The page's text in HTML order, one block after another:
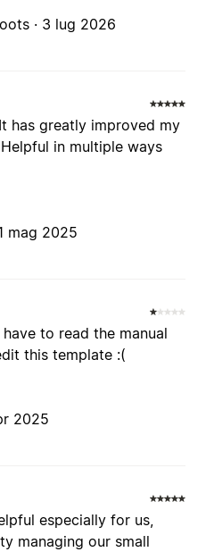
· 3 lug 2026
has greatly improved my
in multiple ways
mag 2025
to read the manual
this template :(
2025
especially for us,
managing our small